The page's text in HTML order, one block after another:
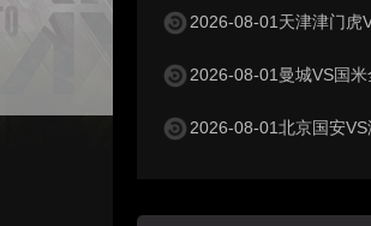
2026-08-01天津津门虎
2026-08-01曼城VS国
2026-08-01北京国安